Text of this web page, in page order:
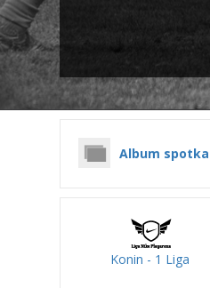
Album
Konin - 1 Liga